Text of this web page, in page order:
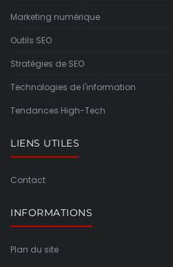
Marketing numérique
Outils SEO
Stratégies de SEO
Technologies de l'information
Tendances High-Tech
LIENS UTILES
Contact
INFORMATIONS
Plan du site